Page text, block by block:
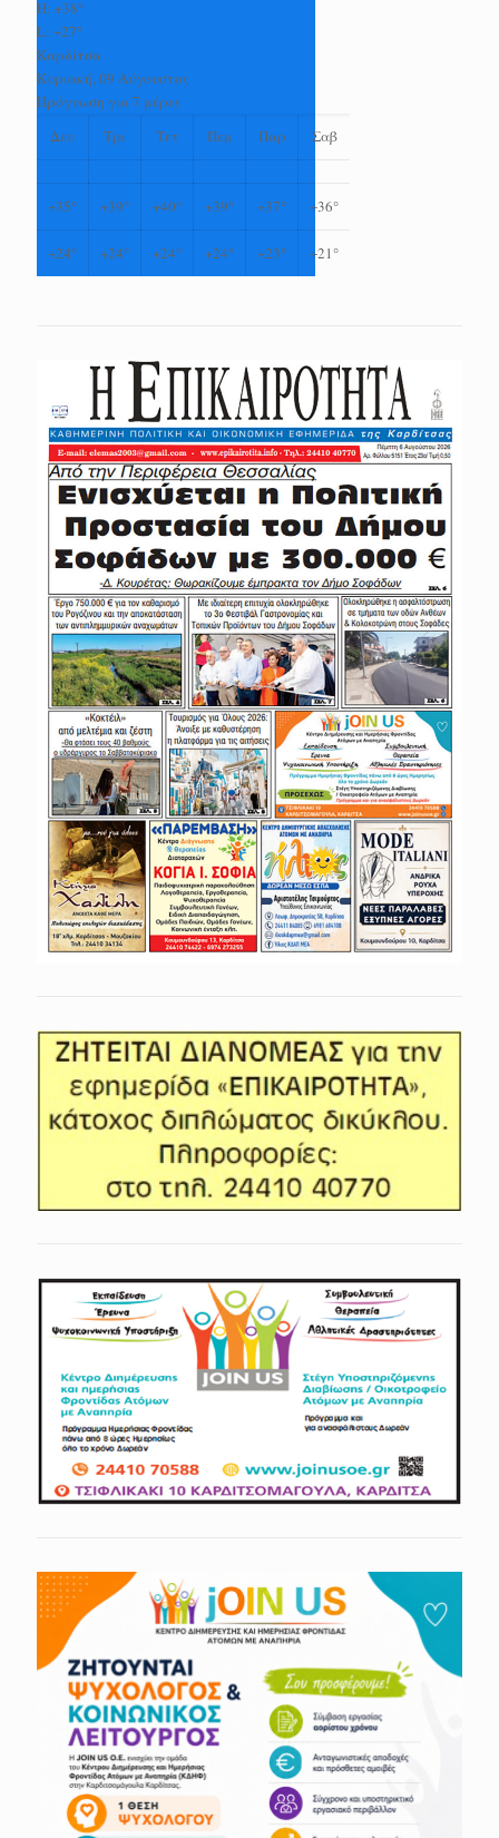
H: +38°
L: +27°
Καρδίτσα
Κυριακή, 09 Αύγουστος
Πρόγνωση για 7 μέρες
Δευ
Τρι Τετ Πεμ Παρ Σαβ
+35° +39° +40° +39° +37° +36°
+24° +24° +24° +24° +23° +21°